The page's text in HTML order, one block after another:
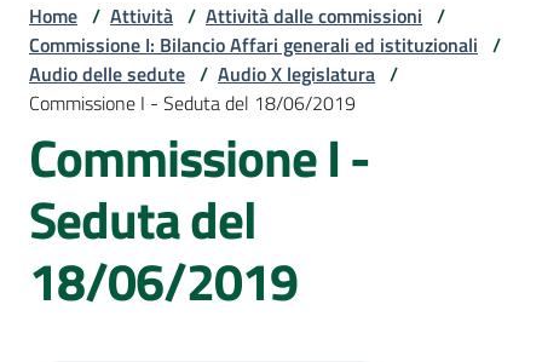
Assemblea
Attività
Argomenti
Home / Attività / Attività dalle commissioni /
Commissione I: Bilancio Affari generali ed istituzionali /
Audio delle sedute / Audio X legislatura /
Commissione I - Seduta del 18/06/2019
Commissione I -
Seduta del
18/06/2019